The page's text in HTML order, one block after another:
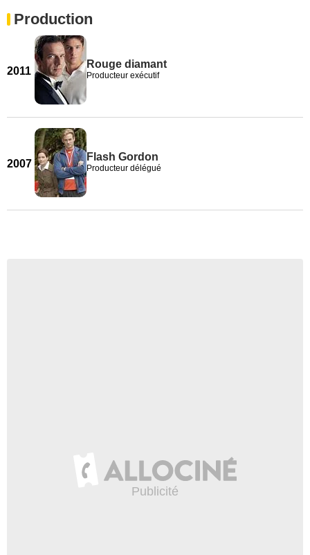
Production
2011
Rouge diamant
Producteur exécutif
2007
Flash Gordon
Producteur délégué